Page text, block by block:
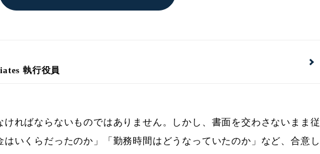
執行役員
ればならないものではありません。しかし、書面を交わさないまま従
いくらだったのか」「勤務時間はどうなっていたのか」など、合意し